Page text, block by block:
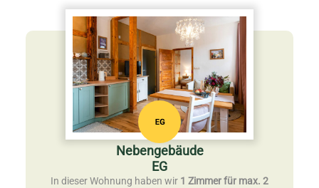
Nebengebäude
EG
In dieser Wohnung haben wir 1 Zimmer für max. 2